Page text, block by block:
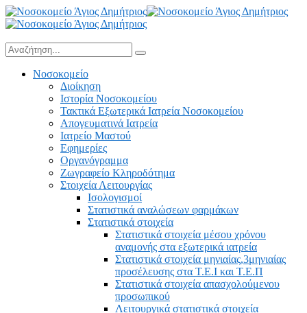
Νοσοκομείο
Διοίκηση
Ιστορία Νοσοκομείου
Τακτικά Εξωτερικά Ιατρεία Νοσοκομείου
Απογευματινά Ιατρεία
Ιατρείο Μαστού
Εφημερίες
Οργανόγραμμα
Ζωγραφείο Κληροδότημα
Στοιχεία Λειτουργίας
Ισολογισμοί
Στατιστικά αναλώσεων φαρμάκων
Στατιστικά στοιχεία
Στατιστικά στοιχεία μέσου χρόνου
αναμονής στα εξωτερικά ιατρεία
Στατιστικά στοιχεία μηνιαίας,3μηνιαίας
προσέλευσης στα Τ.Ε.Ι και Τ.Ε.Π
Στατιστικά στοιχεία απασχολούμενου
προσωπικού
Λειτουργικά στατιστικά στοιχεία